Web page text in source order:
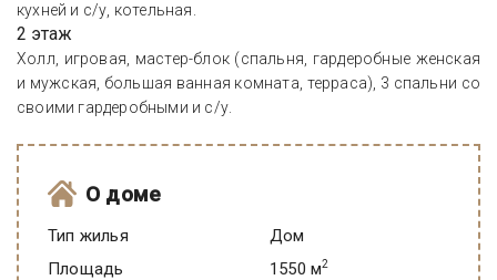
кухней и с/у, котельная.
2 этаж
Холл, игровая, мастер-блок (спальня, гардеробные женская
и мужская, большая ванная комната, терраса), 3 спальни со
своими гардеробными и с/у.
О доме
Тип жилья
Дом
Площадь
1550 м2